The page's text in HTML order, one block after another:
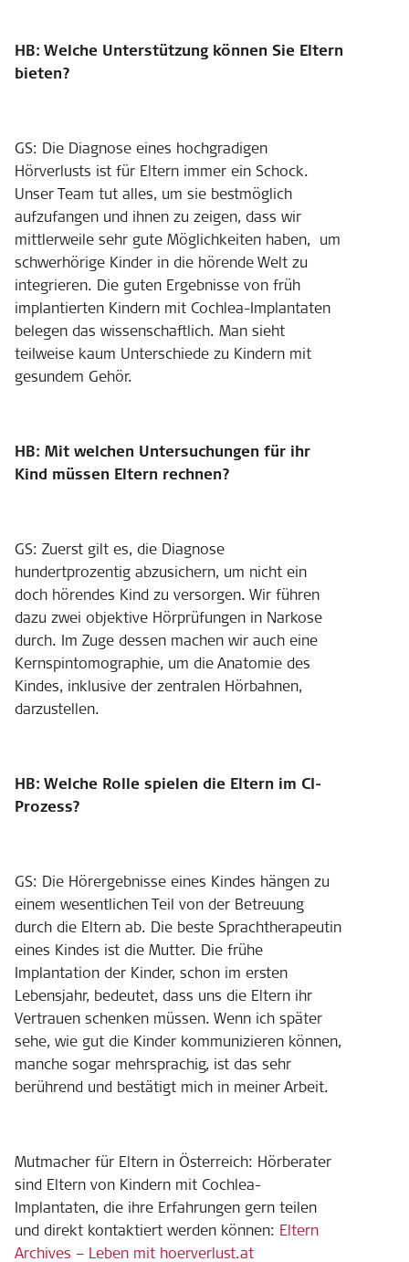
HB: Welche Unterstützung können Sie Eltern
bieten?
GS: Die Diagnose eines hochgradigen
Hörverlusts ist für Eltern immer ein Schock.
Unser Team tut alles, um sie bestmöglich
aufzufangen und ihnen zu zeigen, dass wir
mittlerweile sehr gute Möglichkeiten haben, um
schwerhörige Kinder in die hörende Welt zu
integrieren. Die guten Ergebnisse von früh
implantierten Kindern mit Cochlea-Implantaten
belegen das wissenschaftlich. Man sieht
teilweise kaum Unterschiede zu Kindern mit
gesundem Gehör.
HB: Mit welchen Untersuchungen für ihr
Kind müssen Eltern rechnen?
GS: Zuerst gilt es, die Diagnose
hundertprozentig abzusichern, um nicht ein
doch hörendes Kind zu versorgen. Wir führen
dazu zwei objektive Hörprüfungen in Narkose
durch. Im Zuge dessen machen wir auch eine
Kernspintomographie, um die Anatomie des
Kindes, inklusive der zentralen Hörbahnen,
darzustellen.
HB: Welche Rolle spielen die Eltern im CI-
Prozess?
GS: Die Hörergebnisse eines Kindes hängen zu
einem wesentlichen Teil von der Betreuung
durch die Eltern ab. Die beste Sprachtherapeutin
eines Kindes ist die Mutter. Die frühe
Implantation der Kinder, schon im ersten
Lebensjahr, bedeutet, dass uns die Eltern ihr
Vertrauen schenken müssen. Wenn ich später
sehe, wie gut die Kinder kommunizieren können,
manche sogar mehrsprachig, ist das sehr
berührend und bestätigt mich in meiner Arbeit.
Mutmacher für Eltern in Österreich: Hörberater
sind Eltern von Kindern mit Cochlea-
Implantaten, die ihre Erfahrungen gern teilen
und direkt kontaktiert werden können: Eltern
Archives – Leben mit hoerverlust.at